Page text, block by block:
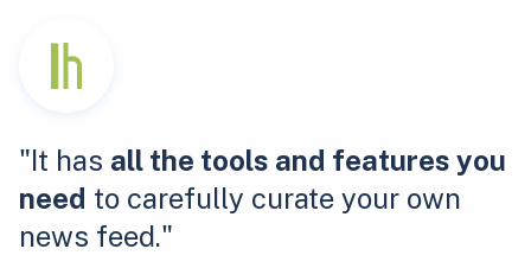
"It has all the tools and features you
need to carefully curate your own
news feed."